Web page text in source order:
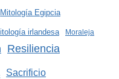
Mitología Egipcia
irlandesa Moraleja
Resiliencia
Sacrificio